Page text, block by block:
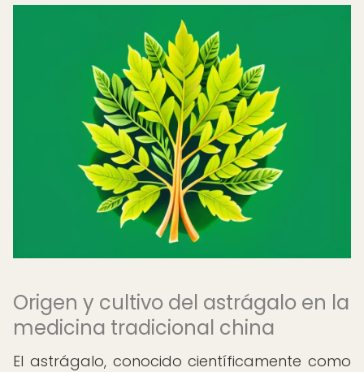
Origen y cultivo del astrágalo en la
medicina tradicional china
El astrágalo, conocido científicamente como